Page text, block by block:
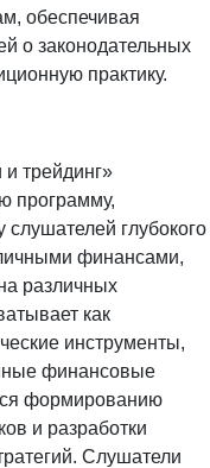
обеспечивая
о законодательных
практику.
трейдинг»
программу,
глубокого
финансами,
различных
как
инструменты,
финансовые
формированию
и разработки
Слушатели